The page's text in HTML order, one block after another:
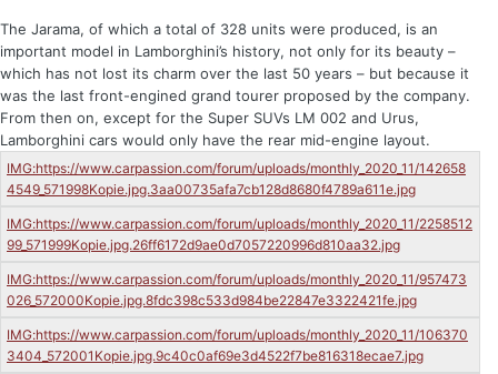
The Jarama, of which a total of 328 units were produced, is an
important model in Lamborghini’s history, not only for its beauty –
which has not lost its charm over the last 50 years – but because it
was the last front-engined grand tourer proposed by the company.
From then on, except for the Super SUVs LM 002 and Urus,
Lamborghini cars would only have the rear mid-engine layout.